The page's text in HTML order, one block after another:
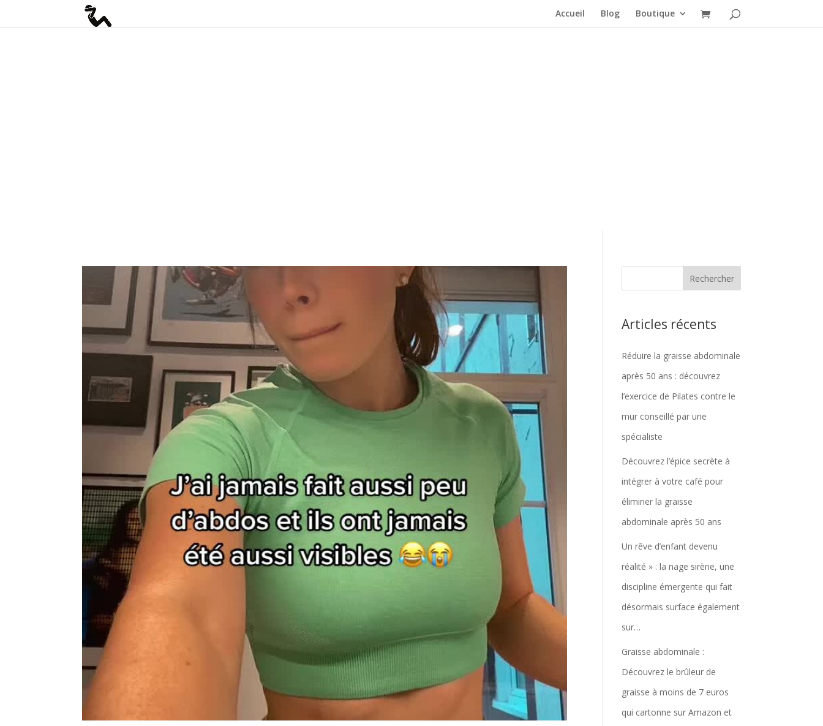
if(function_exists("seopress_display_breadcrumbs")) { seopress_display_breadcrumbs(); } Accueil Blog Boutique
Articles récents
Réduire la graisse abdominale
après 50 ans : découvrez
l’exercice de Pilates contre le
mur conseillé par une
spécialiste
Découvrez l’épice secrète à
intégrer à votre café pour
éliminer la graisse
abdominale après 50 ans
Un rêve d’enfant devenu
réalité » : la nage sirène, une
discipline émergente qui fait
désormais surface également
sur…
Graisse abdominale :
Découvrez le brûleur de
graisse à moins de 7 euros
qui cartonne sur Amazon et